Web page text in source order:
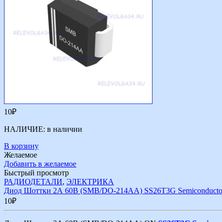
10₽
НАЛИЧИЕ: в наличии
В корзину
Желаемое
Добавить в желаемое
Быстрый просмотр
РАДИОДЕТАЛИ, ЭЛЕКТРИКА
Диод Шоттки 2А 60В (SMB/DO-214AA) SS26T3G Semiconducto
10₽